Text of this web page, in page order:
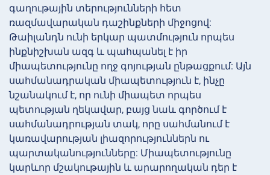
գաղութային տերությունների հետ
ռազմավարական դաշինքների միջոցով:
Թաիլանդն ունի երկար պատմություն որպես
ինքնիշխան ազգ և պահպանել է իր
միապետությունը ողջ գոյության ընթացքում: Այն
սահմանադրական միապետություն է, ինչը
նշանակում է, որ ունի միապետ որպես
պետության ղեկավար, բայց նաև գործում է
սահմանադրության տակ, որը սահմանում է
կառավարության լիազորություններն ու
պարտականությունները: Միապետությունը
կարևոր մշակութային և արարողական դեր է